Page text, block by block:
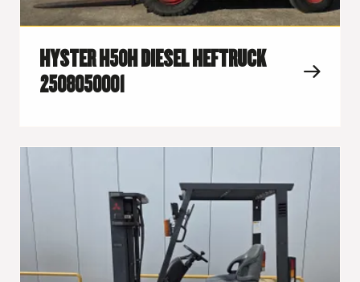
HYSTER H50H DIESEL HEFTRUCK
2508050001